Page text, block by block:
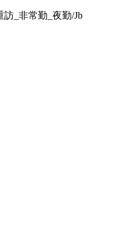
_非常勤_夜勤/Jb